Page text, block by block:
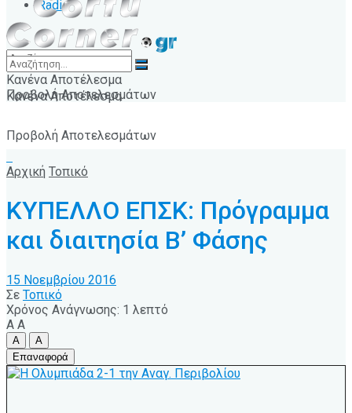
Radio
Κανένα Αποτέλεσμα
Προβολή Αποτελεσμάτων
Κανένα Αποτέλεσμα
Προβολή Αποτελεσμάτων
Αρχική Τοπικό
ΚΥΠΕΛΛΟ ΕΠΣΚ: Πρόγραμμα
και διαιτησία Β’ Φάσης
15 Νοεμβρίου 2016
Σε Τοπικό
Χρόνος Ανάγνωσης: 1 λεπτό
A A
A
A
Επαναφορά